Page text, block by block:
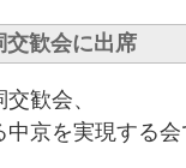
交歓会に出席
歓会、
中京を実現する